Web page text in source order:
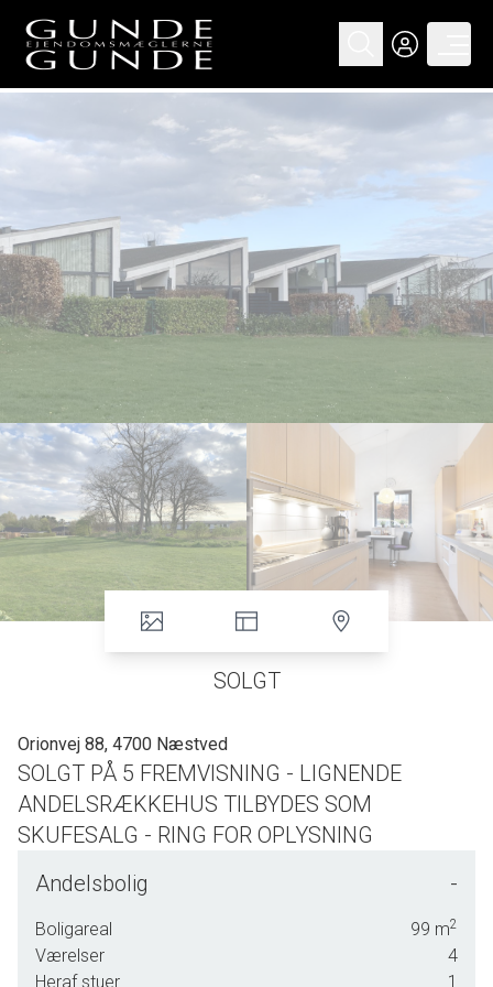
SOLGT
Orionvej 88, 4700 Næstved
SOLGT PÅ 5 FREMVISNING - LIGNENDE
ANDELSRÆKKEHUS TILBYDES SOM
SKUFESALG - RING FOR OPLYSNING
USÆDVANLIG FLOT OG ATTRAKTIV
ANDELSRÆKKEHUS FRA 2008 - MED HAVE
OG P-PLADS
STILLE BELIGGENHED
Andelsbolig -
Boligareal 99 m2
Værelser
4
Heraf stuer
1